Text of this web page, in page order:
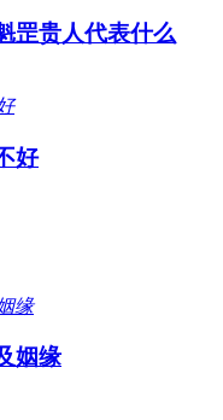
罡贵人代表什么
好
姻缘